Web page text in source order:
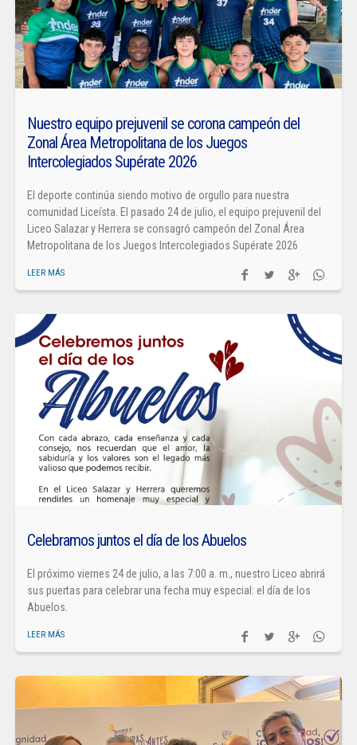
Nuestro equipo prejuvenil se corona campeón del
Zonal Área Metropolitana de los Juegos
Intercolegiados Supérate 2026
El deporte continúa siendo motivo de orgullo para nuestra
comunidad Liceísta. El pasado 24 de julio, el equipo prejuvenil del
Liceo Salazar y Herrera se consagró campeón del Zonal Área
Metropolitana de los Juegos Intercolegiados Supérate 2026
LEER MÁS
Celebramos juntos el día de los Abuelos
El próximo viernes 24 de julio, a las 7:00 a. m., nuestro Liceo abrirá
sus puertas para celebrar una fecha muy especial: el día de los
Abuelos.
LEER MÁS